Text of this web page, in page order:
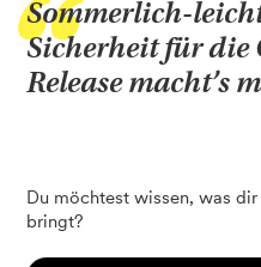
Sommerlich-
Sicherheit für die
Release macht’s
Du möchtest wissen, was
bringt?